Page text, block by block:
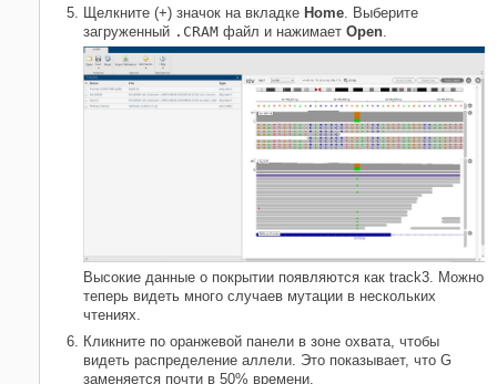
Щелкните (+) значок на вкладке Home. Выберите
загруженный .CRAM файл и нажимает Open.
Высокие данные о покрытии появляются как track3. Можно
теперь видеть много случаев мутации в нескольких
чтениях.
Кликните по оранжевой панели в зоне охвата, чтобы
видеть распределение аллели. Это показывает, что G
заменяется почти в 50% времени.